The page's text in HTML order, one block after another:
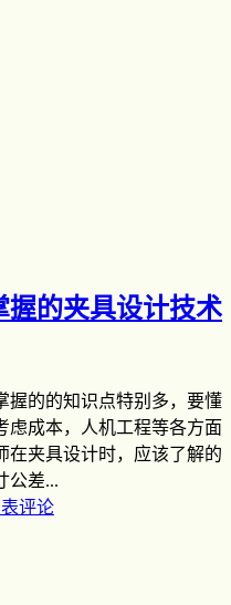
握的夹具设计技术
握的的知识点特别多，要懂
虑成本，人机工程等各方面
在夹具设计时，应该了解的
公差...
评论